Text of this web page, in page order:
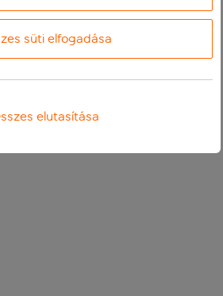
süti elfogadása
elutasítása